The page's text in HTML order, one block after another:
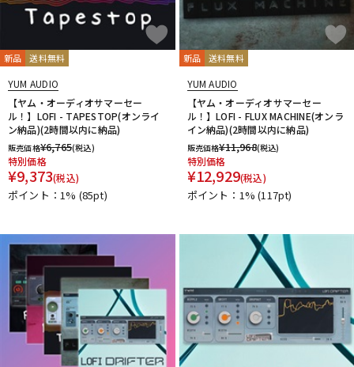
新品 送料無料
YUM AUDIO
【ヤム・オーディオサマーセー
ル！】LOFI - TAPESTOP(オンライ
ン納品)(2時間以内に納品)
販売価格¥6,765(税込)
特別価格
¥9,373(税込)
ポイント：1% (85pt)
新品 送料無料
YUM AUDIO
【ヤム・オーディオサマーセー
ル！】LOFI - FLUX MACHINE(オンラ
イン納品)(2時間以内に納品)
販売価格¥11,968(税込)
特別価格
¥12,929(税込)
ポイント：1%(117pt)